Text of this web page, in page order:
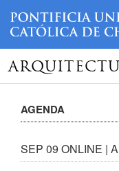
AGENDA
SEP 09 ONLINE |